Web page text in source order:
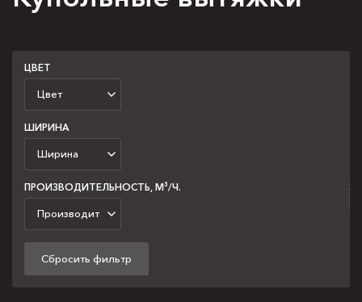
ЦВЕТ
ШИРИНА
ПРОИЗВОДИТЕЛЬНОСТЬ, М³/Ч.